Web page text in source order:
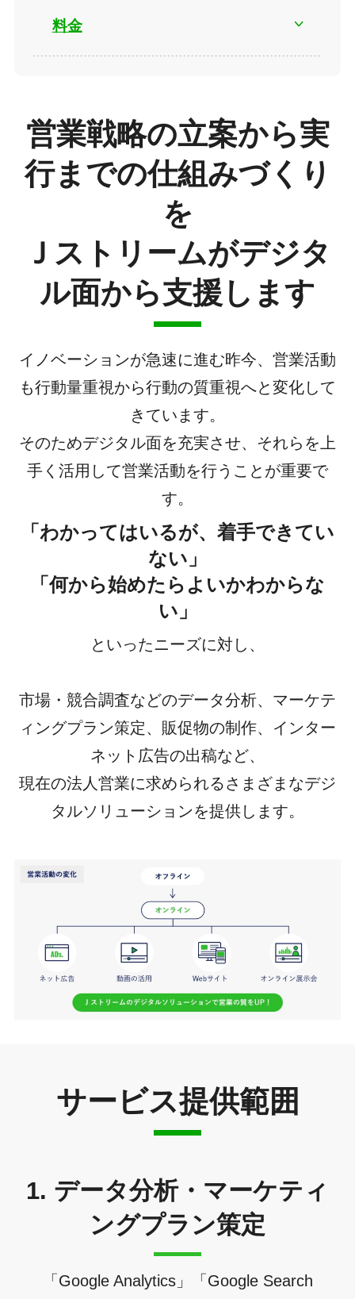
料金
営業戦略の立案から実
行までの仕組みづくり
を
Ｊストリームがデジタ
ル面から支援します
イノベーションが急速に進む昨今、営業活動
も行動量重視から行動の質重視へと変化して
きています。
そのためデジタル面を充実させ、それらを上
手く活用して営業活動を行うことが重要で
す。
「わかってはいるが、着手できてい
ない」
「何から始めたらよいかわからな
い」
といったニーズに対し、
市場・競合調査などのデータ分析、マーケテ
ィングプラン策定、販促物の制作、インター
ネット広告の出稿など、
現在の法人営業に求められるさまざまなデジ
タルソリューションを提供します。
サービス提供範囲
1. データ分析・マーケティ
ングプラン策定
「Google Analytics」「Google Search